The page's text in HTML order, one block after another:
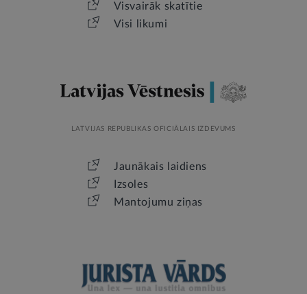
Visvairāk skatītie
Visi likumi
LATVIJAS REPUBLIKAS OFICIĀLAIS IZDEVUMS
Jaunākais laidiens
Izsoles
Mantojumu ziņas